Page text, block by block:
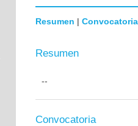
Resumen | Convocatoria
Resumen
--
Convocatoria